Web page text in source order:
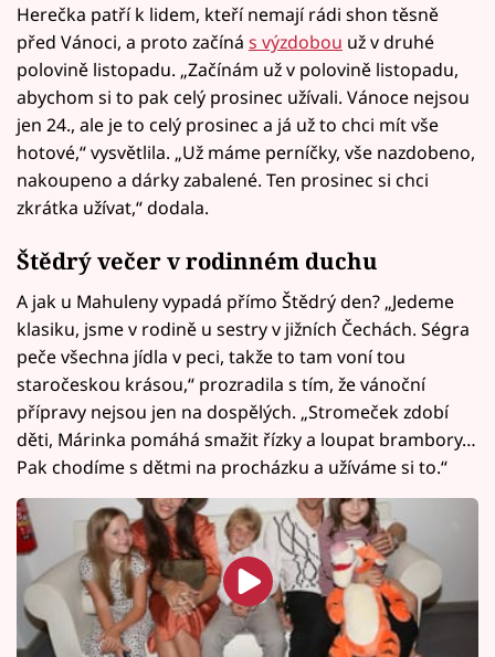
Herečka patří k lidem, kteří nemají rádi shon těsně
před Vánoci, a proto začíná s výzdobou už v druhé
polovině listopadu. „Začínám už v polovině listopadu,
abychom si to pak celý prosinec užívali. Vánoce nejsou
jen 24., ale je to celý prosinec a já už to chci mít vše
hotové,“ vysvětlila. „Už máme perníčky, vše nazdobeno,
nakoupeno a dárky zabalené. Ten prosinec si chci
zkrátka užívat,“ dodala.
Štědrý večer v rodinném duchu
A jak u Mahuleny vypadá přímo Štědrý den? „Jedeme
klasiku, jsme v rodině u sestry v jižních Čechách. Ségra
peče všechna jídla v peci, takže to tam voní tou
staročeskou krásou,“ prozradila s tím, že vánoční
přípravy nejsou jen na dospělých. „Stromeček zdobí
děti, Márinka pomáhá smažit řízky a loupat brambory…
Pak chodíme s dětmi na procházku a užíváme si to.“